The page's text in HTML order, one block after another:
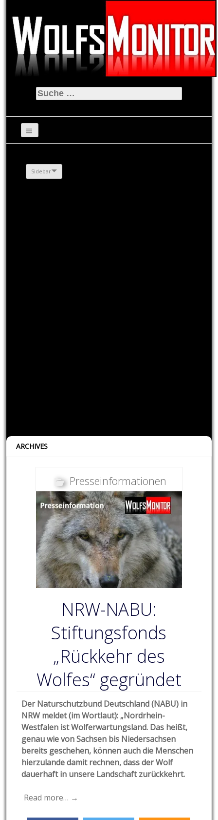
Suche
nach:
Sidebar
ARCHIVES
Presseinformationen
NRW-NABU:
Stiftungsfonds
„Rückkehr des
Wolfes“ gegründet
Der Naturschutzbund Deutschland (NABU) in
NRW meldet (im Wortlaut): „Nordrhein-
Westfalen ist Wolferwartungsland. Das heißt,
genau wie von Sachsen bis Niedersachsen
bereits geschehen, können auch die Menschen
hierzulande damit rechnen, dass der Wolf
dauerhaft in unsere Landschaft zurückkehrt.
Read more… →